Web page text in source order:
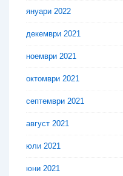
януари 2022
декември 2021
ноември 2021
октомври 2021
септември 2021
август 2021
юли 2021
юни 2021